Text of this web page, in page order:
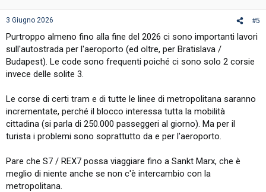
S7 airport S-Bahn/REX 7 line.
City Airport Train (CAT) – transfer with
premium replacement buses​
From September 7, 2026, to October 31, 2027, the City Airport Train
buses betweenVienna Airport and theWien Mitte/Landstraße
station, running at more frequent intervals. Up to five buses per hour
will run in each direction. This will provide a fast, direct connection
between the airport and the city-center hub Wien Mitte/Landstraße
(offering connections to subway lines U3 and U4).
Departure times of the CAT replacement buses:
From Vienna Airport to Wien Mitte:
3 Giugno 2026 #5
Purtroppo almeno fino alla fine del 2026 ci sono importanti lavori
sull'autostrada per l'aeroporto (ed oltre, per Bratislava /
Budapest). Le code sono frequenti poiché ci sono solo 2 corsie
invece delle solite 3.
Le corse di certi tram e di tutte le linee di metropolitana saranno
incrementate, perché il blocco interessa tutta la mobilità
cittadina (si parla di 250.000 passeggeri al giorno). Ma per il
turista i problemi sono soprattutto da e per l'aeroporto.
Pare che S7 / REX7 possa viaggiare fino a Sankt Marx, che è
meglio di niente anche se non c'è intercambio con la
metropolitana.